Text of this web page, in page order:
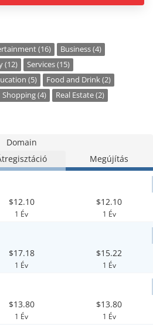
(16)
Business (4)
(12)
Services (15)
(5)
Food and Drink (2)
Shopping (4)
Real Estate (2)
Domain
Megújítás
$12.10
1 Év
$12.10
1 Év
$17.18
1 Év
$15.22
1 Év
$13.80
1 Év
$13.80
1 Év